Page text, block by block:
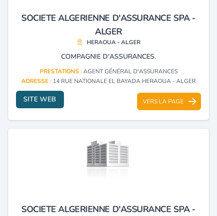
SOCIETE ALGERIENNE D'ASSURANCE SPA -
ALGER
HERAOUA - ALGER
COMPAGNIE D'ASSURANCES.
PRESTATIONS :AGENT GÉNÉRAL D'ASSURANCES
ADRESSE : 14 RUE NATIONALE EL BAYADA HERAOUA - ALGER
SITE WEB VERS LA PAGE
SOCIETE ALGERIENNE D'ASSURANCE SPA -